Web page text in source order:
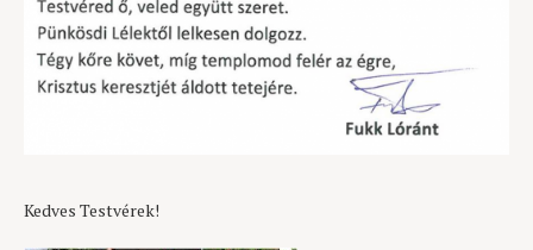
Kedves Testvérek!